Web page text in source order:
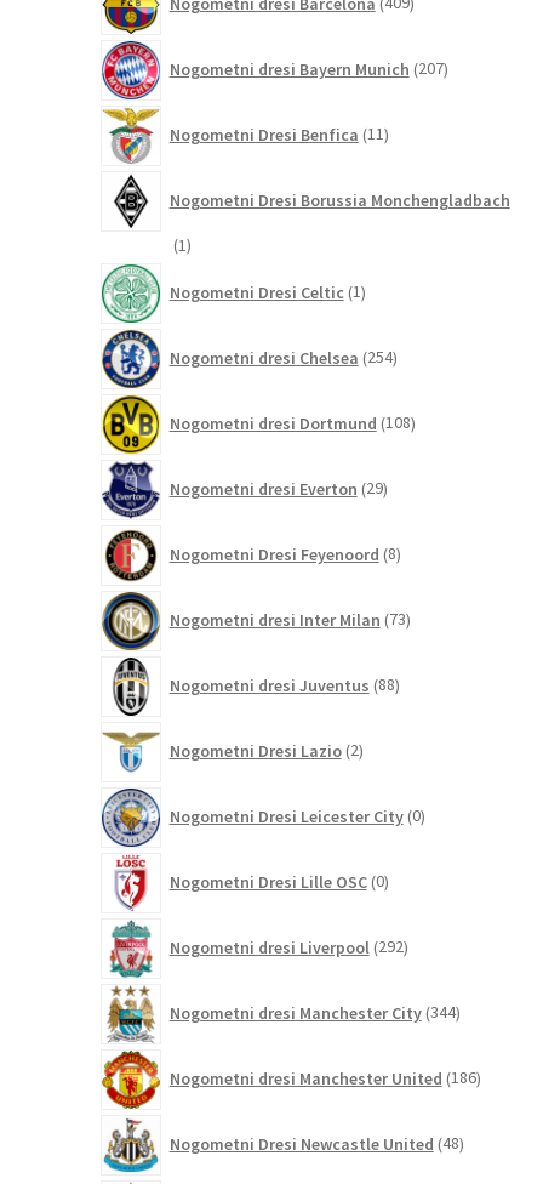
izdelkov
Nogometni dresi Bayern Munich 207izdelkov
Nogometni Dresi Benfica 11izdelkov
Nogometni Dresi Borussia Monchengladbach
11
Nogometni Dresi Celtic 1izdelek
Nogometni dresi Chelsea 254izdelkov
Nogometni dresi Dortmund 108izdelkov
Nogometni dresi Everton 29izdelkov
Nogometni Dresi Feyenoord 8izdelkov
Nogometni dresi Inter Milan 73izdelkov
Nogometni dresi Juventus 88izdelkov
Nogometni Dresi Lazio 2izdelka
Nogometni Dresi Leicester City 0izdelkov
Nogometni Dresi Lille OSC 0izdelkov
Nogometni dresi Liverpool 292izdelkov
Nogometni dresi Manchester City 344izdelkov
Nogometni dresi Manchester United 186izdelkov
Nogometni Dresi Newcastle United 48izdelkov